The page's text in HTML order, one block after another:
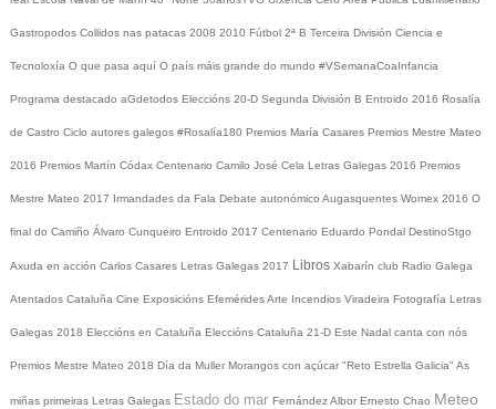
Gastropodos Collidos nas patacas 2008 2010 Fútbol 2ª B Terceira División Ciencia e
Tecnoloxía O que pasa aquí O país máis grande do mundo #VSemanaCoaInfancia
Programa destacado aGdetodos Eleccións 20-D Segunda División B Entroido 2016 Rosalía
de Castro Ciclo autores galegos #Rosalía180 Premios María Casares Premios Mestre Mateo
2016 Premios Martín Códax Centenario Camilo José Cela Letras Galegas 2016 Premios
Mestre Mateo 2017 Irmandades da Fala Debate autonómico Augasquentes Womex 2016 O
final do Camiño Álvaro Cunqueiro Entroido 2017 Centenario Eduardo Pondal DestinoStgo
Axuda en acción Carlos Casares Letras Galegas 2017 Libros Xabarín club Radio Galega
Atentados Cataluña Cine Exposicións EfeméridesArte Incendios Viradeira Fotografía Letras
Galegas 2018 Eleccións en Cataluña Eleccións Cataluña 21-D Este Nadal canta con nós
Premios Mestre Mateo 2018 Día da Muller Morangos con açúcar "Reto Estrella Galicia" As
miñas primeiras Letras Galegas Estado do mar Fernández Albor Ernesto Chao Meteo